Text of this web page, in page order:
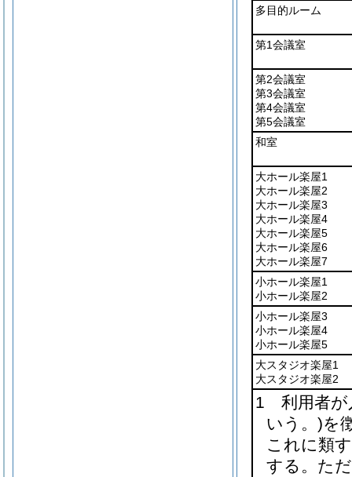
多目的ルーム
第1会議室
第2会議室
第3会議室
第4会議室
第5会議室
和室
大ホール楽屋1
大ホール楽屋2
大ホール楽屋3
大ホール楽屋4
大ホール楽屋5
大ホール楽屋6
大ホール楽屋7
小ホール楽屋1
小ホール楽屋2
小ホール楽屋3
小ホール楽屋4
小ホール楽屋5
大スタジオ楽屋1
大スタジオ楽屋2
1 利用者が
いう。)を
これに類
する。た